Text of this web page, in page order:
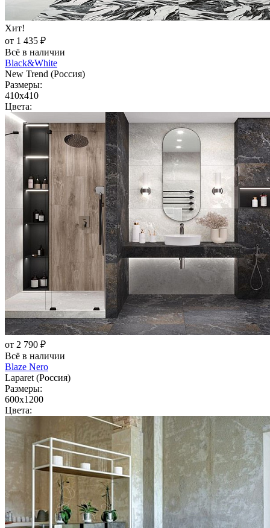
Хит!
от 1 435 ₽
Всё в наличии
Black&White
New Trend (Россия)
Размеры:
410x410
Цвета:
от 2 790 ₽
Всё в наличии
Blaze Nero
Laparet (Россия)
Размеры:
600x1200
Цвета: